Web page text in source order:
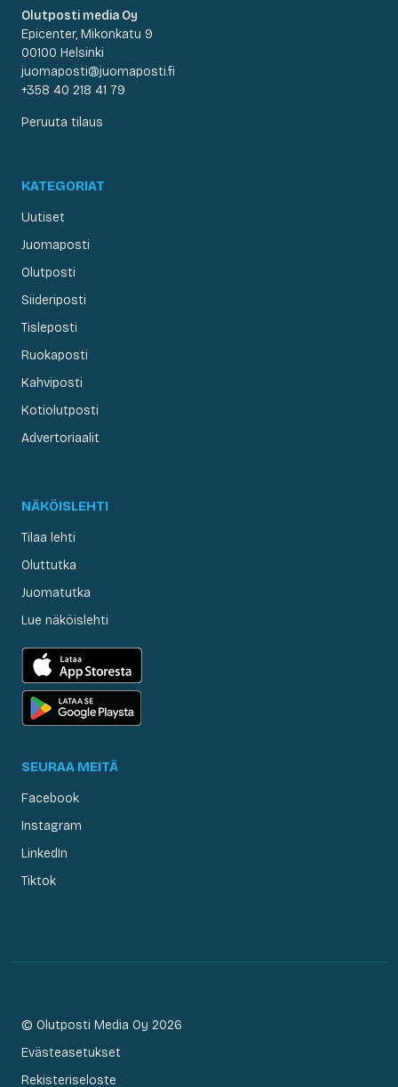
Olutposti media Oy
Epicenter, Mikonkatu 9
00100 Helsinki
juomaposti@juomaposti.fi
+358 40 218 41 79
Peruuta tilaus
KATEGORIAT
Uutiset
Juomaposti
Olutposti
Siideriposti
Tisleposti
Ruokaposti
Kahviposti
Kotiolutposti
Advertoriaalit
NÄKÖISLEHTI
Tilaa lehti
Oluttutka
Juomatutka
Lue näköislehti
SEURAA MEITÄ
Facebook
Instagram
LinkedIn
Tiktok
© Olutposti Media Oy 2026
Evästeasetukset
Rekisteriseloste